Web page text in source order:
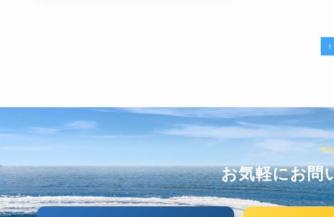
1
お気軽にお問